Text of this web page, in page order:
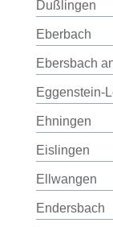
Dußlingen
Eberbach
Ebersbach
Eggenstein-
Ehningen
Eislingen
Ellwangen
Endersbach